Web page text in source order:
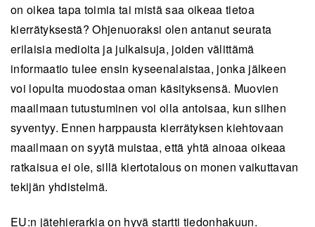
on oikea tapa toimia tai mistä saa oikeaa tietoa
kierrätyksestä? Ohjenuoraksi olen antanut seurata
erilaisia medioita ja julkaisuja, joiden välittämä
informaatio tulee ensin kyseenalaistaa, jonka jälkeen
voi lopulta muodostaa oman käsityksensä. Muovien
maailmaan tutustuminen voi olla antoisaa, kun siihen
syventyy. Ennen harppausta kierrätyksen kiehtovaan
maailmaan on syytä muistaa, että yhtä ainoaa oikeaa
ratkaisua ei ole, sillä kiertotalous on monen vaikuttavan
tekijän yhdistelmä.
EU:n jätehierarkia on hyvä startti tiedonhakuun.